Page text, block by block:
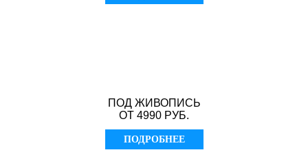
ПОД ЖИВОПИСЬ
ОТ 4990 РУБ.
ПОДРОБНЕЕ